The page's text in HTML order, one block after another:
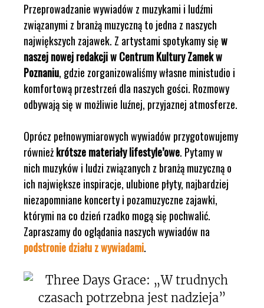
Przeprowadzanie wywiadów z muzykami i ludźmi
związanymi z branżą muzyczną to jedna z naszych
największych zajawek. Z artystami spotykamy sięw
naszej nowej redakcji w Centrum Kultury Zamek w
Poznaniu, gdzie zorganizowaliśmy własne ministudio i
komfortową przestrzeń dla naszych gości. Rozmowy
odbywają się w możliwie luźnej, przyjaznej atmosferze.
Oprócz pełnowymiarowych wywiadów przygotowujemy
równieżkrótsze materiały lifestyle’owe. Pytamy w
nich muzyków i ludzi związanych z branżą muzyczną o
ich największe inspiracje, ulubione płyty, najbardziej
niezapomniane koncerty i pozamuzyczne zajawki,
którymi na co dzień rzadko mogą się pochwalić.
Zapraszamy do oglądania naszych wywiadów na
podstronie działu z wywiadami.